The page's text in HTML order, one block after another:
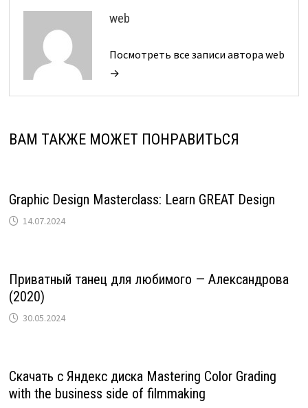
web
Посмотреть все записи автора web
→
ВАМ ТАКЖЕ МОЖЕТ ПОНРАВИТЬСЯ
Graphic Design Masterclass: Learn GREAT Design
14.07.2024
Приватный танец для любимого — Александрова
(2020)
30.05.2024
Скачать с Яндекс диска Mastering Color Grading
with the business side of filmmaking